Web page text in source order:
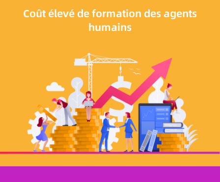
Coût élevé de formation des agents
humains